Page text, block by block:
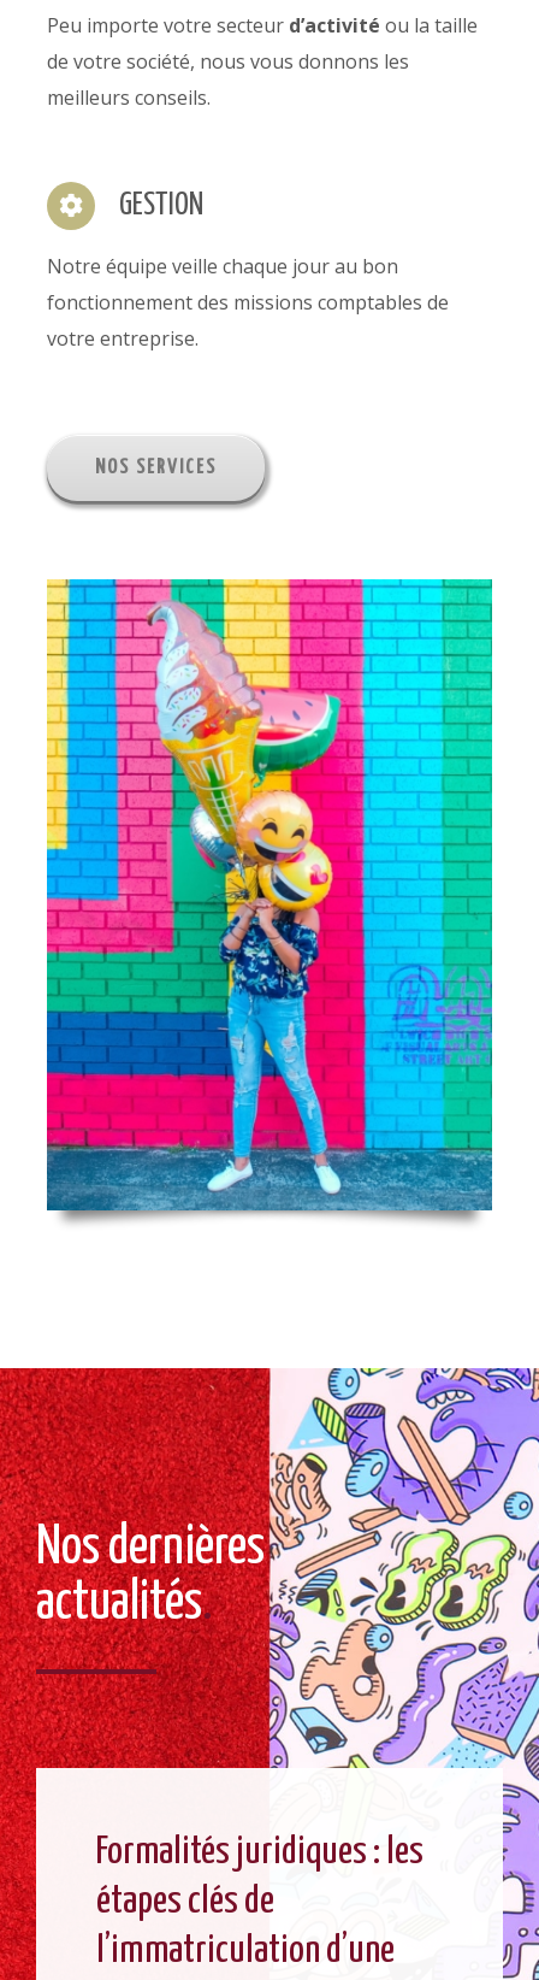
Peu importe votre secteur d’activité ou la taille
de votre société, nous vous donnons les
meilleurs conseils.
GESTION
Notre équipe veille chaque jour au bon
fonctionnement des missions comptables de
votre entreprise.
NOS SERVICES
Nos dernières
actualités.
Formalités juridiques : les
étapes clés de
l’immatriculation d’une